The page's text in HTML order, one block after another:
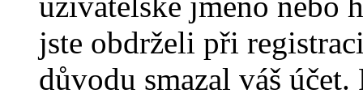
jste obdrželi při
důvodu smazal váš